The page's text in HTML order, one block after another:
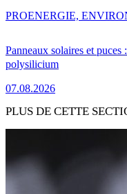
Panneaux solaires et
polysilicium
07.08.2026
PROENERGIE,
PLUS DE CETTE